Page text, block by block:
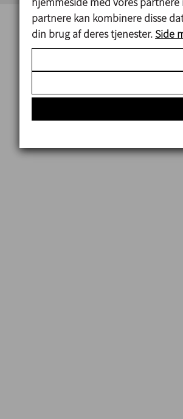
partnere kan kombinere disse
din brug af deres tjenester. Side